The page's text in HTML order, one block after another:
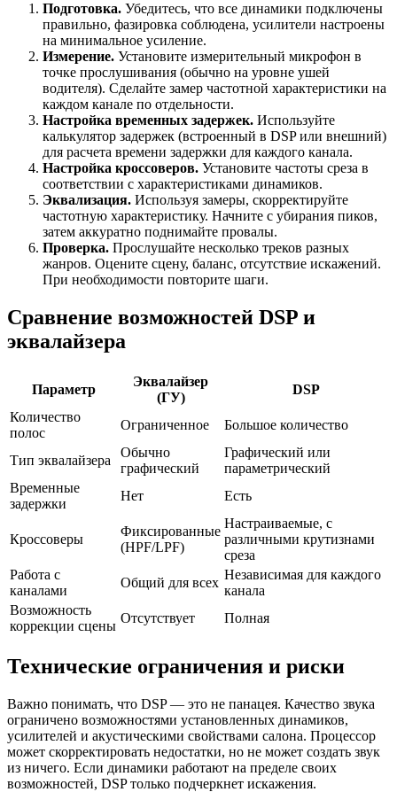
Подготовка. Убедитесь, что все динамики подключены
правильно, фазировка соблюдена, усилители настроены
на минимальное усиление.
Измерение. Установите измерительный микрофон в
точке прослушивания (обычно на уровне ушей
водителя). Сделайте замер частотной характеристики на
каждом канале по отдельности.
Настройка временных задержек. Используйте
калькулятор задержек (встроенный в DSP или внешний)
для расчета времени задержки для каждого канала.
Настройка кроссоверов. Установите частоты среза в
соответствии с характеристиками динамиков.
Эквализация. Используя замеры, скорректируйте
частотную характеристику. Начните с убирания пиков,
затем аккуратно поднимайте провалы.
Проверка. Прослушайте несколько треков разных
жанров. Оцените сцену, баланс, отсутствие искажений.
При необходимости повторите шаги.
Сравнение возможностей DSP и
эквалайзера
Параметр
Эквалайзер
(ГУ)
DSP
Количество
полос
Ограниченное Большое количество
Тип эквалайзера
Обычно
графический
Графический или
параметрический
Временные
задержки
Нет Есть
Кроссоверы
Фиксированные
(HPF/LPF)
Настраиваемые, с
различными крутизнами
среза
Работа с
каналами
Общий для всех
Независимая для каждого
канала
Возможность
коррекции сцены
Отсутствует Полная
Технические ограничения и риски
Важно понимать, что DSP — это не панацея. Качество звука
ограничено возможностями установленных динамиков,
усилителей и акустическими свойствами салона. Процессор
может скорректировать недостатки, но не может создать звук
из ничего. Если динамики работают на пределе своих
возможностей, DSP только подчеркнет искажения.